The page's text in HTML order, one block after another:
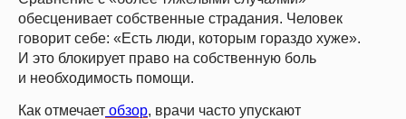
обесценивает собственные страдания. Человек
говорит себе: «Есть люди, которым гораздо хуже».
И это блокирует право на собственную боль
и необходимость помощи.
Как отмечает обзор, врачи часто упускают